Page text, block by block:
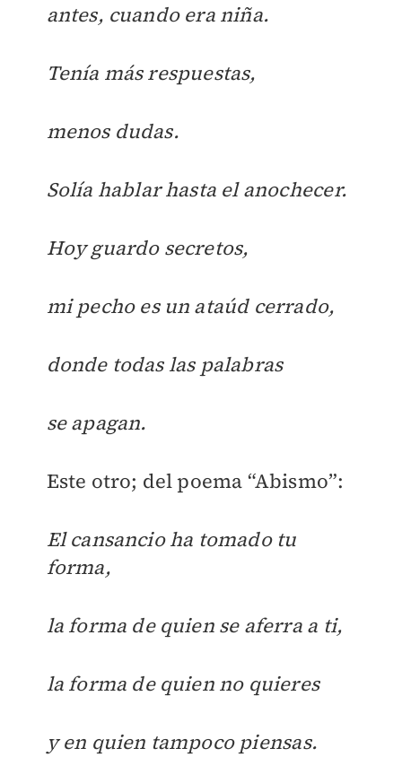
antes, cuando era niña.
Tenía más respuestas,
menos dudas.
Solía hablar hasta el anochecer.
Hoy guardo secretos,
mi pecho es un ataúd cerrado,
donde todas las palabras
se apagan.
Este otro; del poema “Abismo”:
El cansancio ha tomado tu
forma,
la forma de quien se aferra a ti,
la forma de quien no quieres
y en quien tampoco piensas.